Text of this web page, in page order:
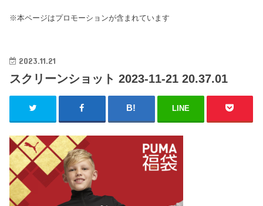
※本ページはプロモーションが含まれています
2023.11.21
スクリーンショット 2023-11-21 20.37.01
LINE